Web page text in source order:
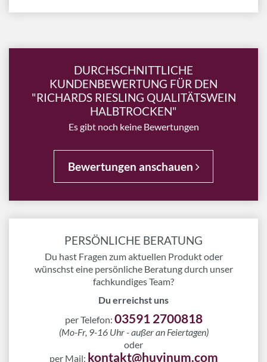
DURCHSCHNITTLICHE
KUNDENBEWERTUNG FÜR DEN
"RICHARDS RIESLING QUALITÄTSWEIN
HALBTROCKEN"
Es gibt noch keine Bewertungen
Bewertungen anschauen
PERSÖNLICHE BERATUNG
Du hast Fragen zum aktuellen Produkt oder
wünschst eine persönliche Beratung durch unser
fachkundiges Team?
Du erreichst uns
per Telefon: 03591 2700818
(Mo-Fr, 9-16 Uhr - außer an Feiertagen)
oder
per Mail: kontakt@huvinum.com